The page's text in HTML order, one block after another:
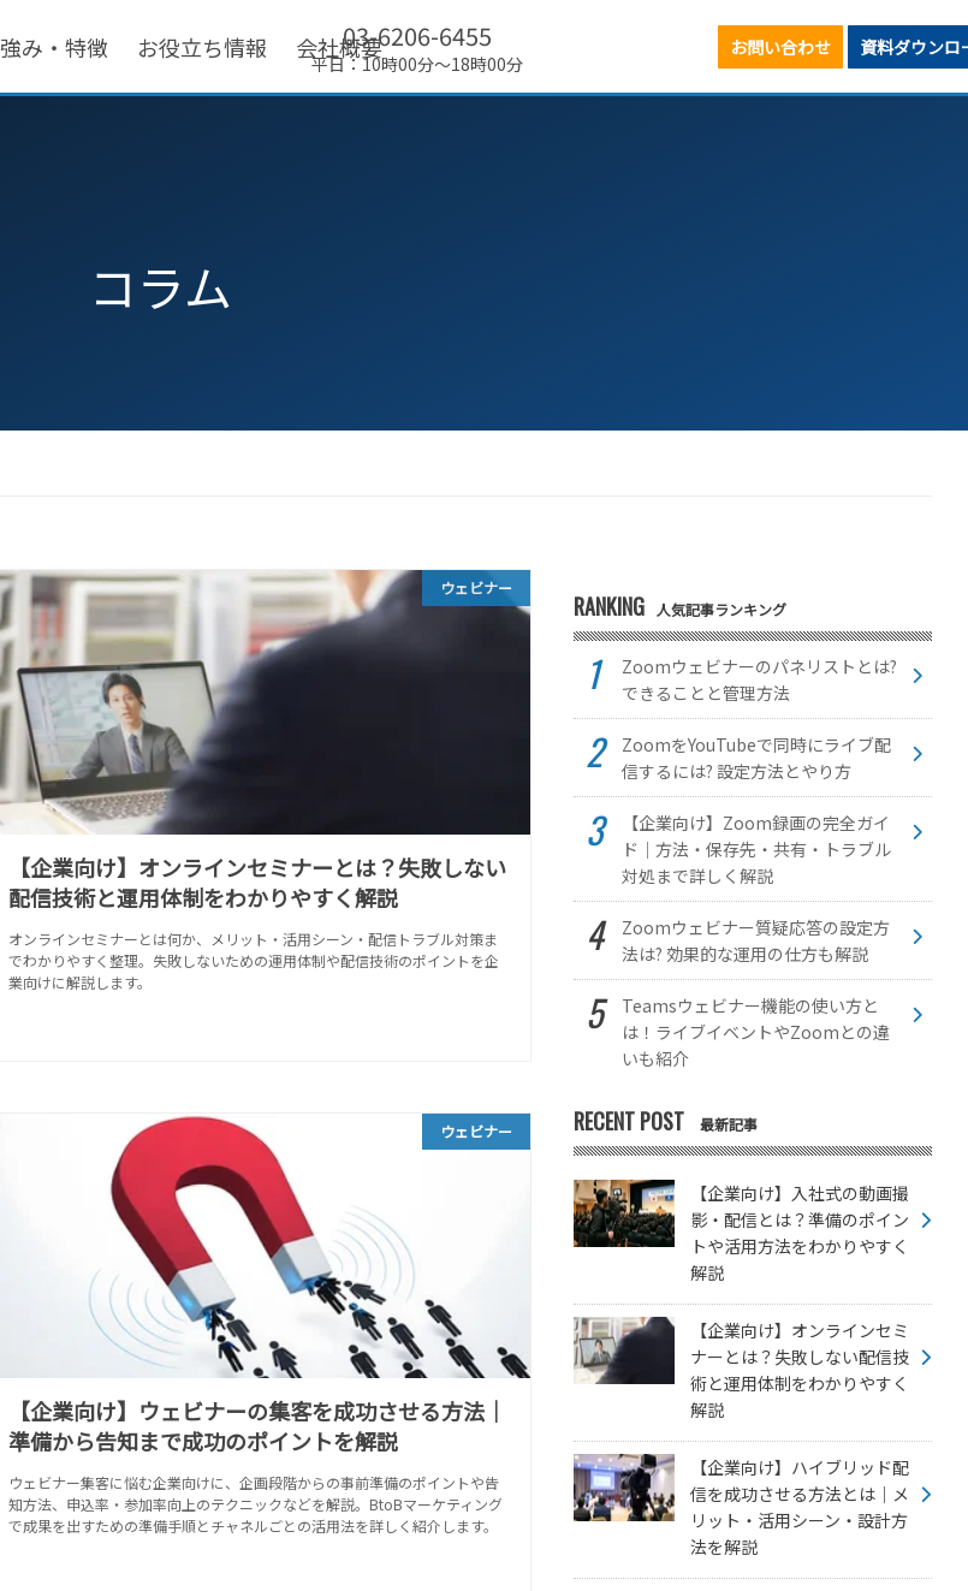
強み・特徴 お役立ち情報 会社概要03-6206-6455
平日：10時00分～18時00分
お問い合わせ 資料ダウンロ
コラム
ウェビナー
【企業向け】オンラインセミナーとは？失敗しない
配信技術と運用体制をわかりやすく解説
オンラインセミナーとは何か、メリット・活用シーン・配信トラブル対策ま
でわかりやすく整理。失敗しないための運用体制や配信技術のポイントを企
業向けに解説します。
ウェビナー
【企業向け】ウェビナーの集客を成功させる方法｜
準備から告知まで成功のポイントを解説
ウェビナー集客に悩む企業向けに、企画段階からの事前準備のポイントや告
知方法、申込率・参加率向上のテクニックなどを解説。BtoBマーケティング
で成果を出すための準備手順とチャネルごとの活用法を詳しく紹介します。
RANKING 人気記事ランキング
Zoomウェビナーのパネリストとは?
できることと管理方法
ZoomをYouTubeで同時にライブ配
信するには? 設定方法とやり方
【企業向け】Zoom録画の完全ガイ
ド｜方法・保存先・共有・トラブル
対処まで詳しく解説
Zoomウェビナー質疑応答の設定方
法は? 効果的な運用の仕方も解説
Teamsウェビナー機能の使い方と
は！ライブイベントやZoomとの違
いも紹介
RECENT POST 最新記事
【企業向け】入社式の動画撮
影・配信とは？準備のポイン
トや活用方法をわかりやすく
解説
【企業向け】オンラインセミ
ナーとは？失敗しない配信技
術と運用体制をわかりやすく
解説
【企業向け】ハイブリッド配
信を成功させる方法とは｜メ
リット・活用シーン・設計方
法を解説